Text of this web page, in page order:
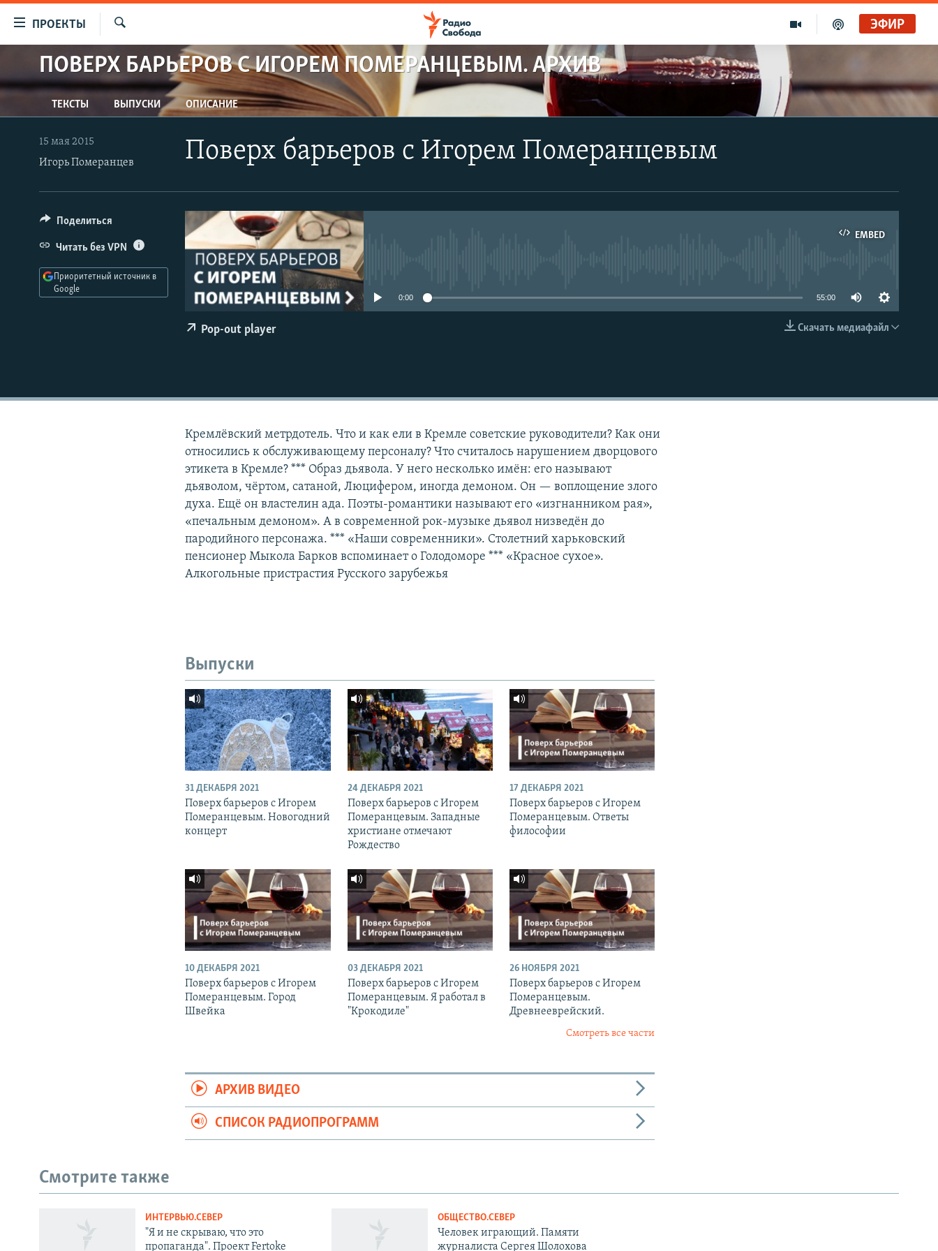
упрощенного
доступа
Вернуться
к
основному
содержанию
навигации
Вернутся
ПРОЕКТЫ
ПРОГРАММЫ
ПОДКАСТЫ
АВТОРСКИЕ ПРОЕКТЫ
ЦИТАТЫ СВОБОДЫ
МНЕНИЯ
КУЛЬТУРА
IDEL.РЕАЛИИ
КАВКАЗ.РЕАЛИИ
СЕВЕР.РЕАЛИИ
СИБИРЬ.РЕАЛИИ
ЭФИР
ПОВЕРХ БАРЬЕРОВ С ИГОРЕМ ПОМЕРАНЦЕВЫМ. АРХИВ
ТЕКСТЫ ВЫПУСКИ ОПИСАНИЕ
Поверх барьеров с Игорем Померанцевым
15 мая 2015
Игорь Померанцев
EMBED
EMBED
0:00 55:00
Скачать медиафайл
Pop-out player
Поделиться
Читать без VPN
Приоритетный источник в
Google
Кремлёвский метрдотель. Что и как ели в Кремле советские руководители? Как они
относились к обслуживающему персоналу? Что считалось нарушением дворцового
этикета в Кремле? *** Образ дьявола. У него несколько имён: его называют
дьяволом, чёртом, сатаной, Люцифером, иногда демоном. Он — воплощение злого
духа. Ещё он властелин ада. Поэты-романтики называют его «изгнанником рая»,
«печальным демоном». А в современной рок-музыке дьявол низведён до
пародийного персонажа. *** «Наши современники». Столетний харьковский
пенсионер Мыкола Барков вспоминает о Голодоморе *** «Красное сухое».
Алкогольные пристрастия Русского зарубежья
Выпуски
31 ДЕКАБРЯ 2021
Поверх барьеров с Игорем
Померанцевым. Новогодний
концерт
24 ДЕКАБРЯ 2021
Поверх барьеров с Игорем
Померанцевым. Западные
христиане отмечают
Рождество
17 ДЕКАБРЯ 2021
Поверх барьеров с Игорем
Померанцевым. Ответы
философии
10 ДЕКАБРЯ 2021
Поверх барьеров с Игорем
Померанцевым. Город
Швейка
03 ДЕКАБРЯ 2021
Поверх барьеров с Игорем
Померанцевым. Я работал в
"Крокодиле"
26 НОЯБРЯ 2021
Поверх барьеров с Игорем
Померанцевым.
Древнееврейский.
Смотреть все части
АРХИВ ВИДЕО
СПИСОК РАДИОПРОГРАММ
Смотрите также
ИНТЕРВЬЮ.СЕВЕР
"Я и не скрываю, что это
пропаганда". Проект Fertoke
ОБЩЕСТВО.СЕВЕР
Человек играющий. Памяти
журналиста Сергея Шолохова